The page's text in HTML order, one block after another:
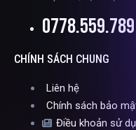
0778.559.789
CHÍNH SÁCH CHUNG
Liên hệ
Chính sách bảo
Điều khoản sử